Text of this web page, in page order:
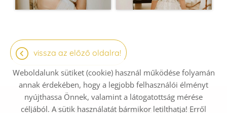
vissza az előző oldalra!
Oldal információk Adatkezelési tájékoztató
Weboldalunk sütiket (cookie) használ működése folyamán
annak érdekében, hogy a legjobb felhasználói élményt
nyújthassa Önnek, valamint a látogatottság mérése
céljából. A sütik használatát bármikor letilthatja! Erről